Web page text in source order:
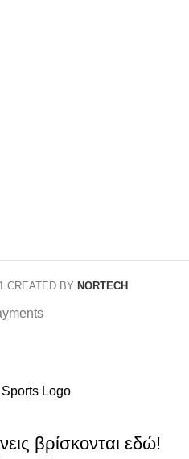
CREATED BY NORTECH .
βρίσκονται εδώ!